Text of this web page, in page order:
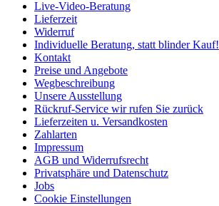
Live-Video-Beratung
Lieferzeit
Widerruf
Individuelle Beratung, statt blinder Kauf!
Kontakt
Preise und Angebote
Wegbeschreibung
Unsere Ausstellung
Rückruf-Service wir rufen Sie zurück
Lieferzeiten u. Versandkosten
Zahlarten
Impressum
AGB und Widerrufsrecht
Privatsphäre und Datenschutz
Jobs
Cookie Einstellungen